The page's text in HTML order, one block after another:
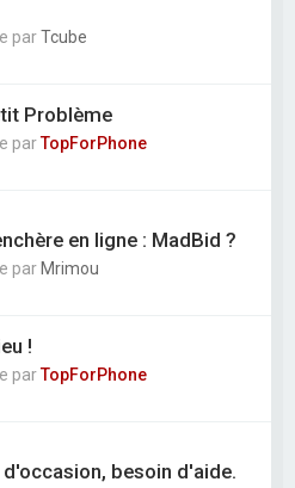
parTcube
Problème
parTopForPhone
en ligne : MadBid ?
par Mrimou
!
parTopForPhone
besoin d'aide.